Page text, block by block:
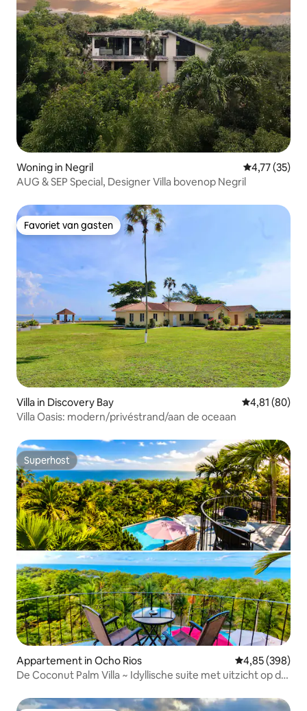
Woning in Negril Gemiddelde
4,77 (35)
AUG & SEP Special, Designer Villa bovenop Negril
Favoriet van gasten
Favoriet van gasten
Villa in Discovery Bay Gemiddelde
4,81 (80)
Villa Oasis: modern/privéstrand/aan de oceaan
Superhost
Superhost
Appartement in Ocho Rios Gemiddelde
4,85 (398)
De Coconut Palm Villa ~ Idyllische suite met uitzicht op de